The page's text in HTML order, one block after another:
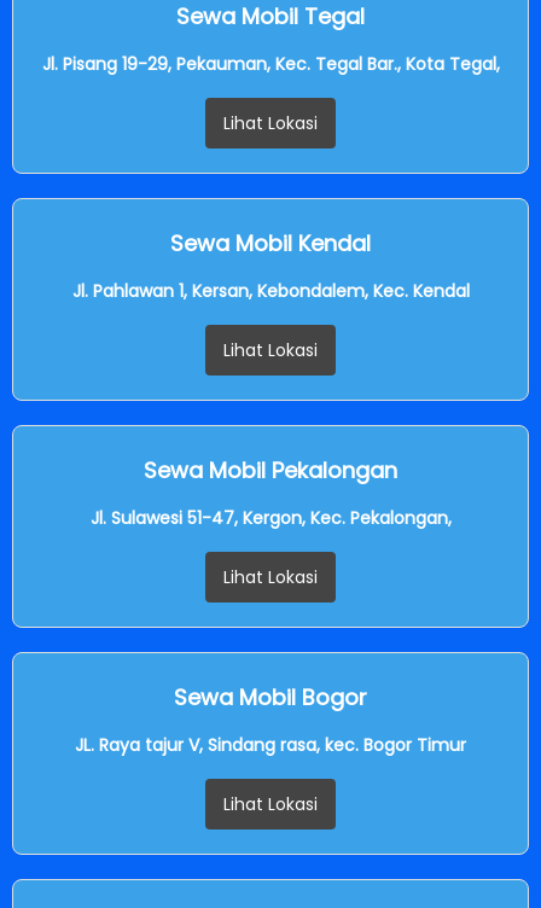
Sewa Mobil Tegal
Jl. Pisang 19-29, Pekauman, Kec. Tegal Bar., Kota Tegal,
Lihat Lokasi
Sewa Mobil Kendal
Jl. Pahlawan 1, Kersan, Kebondalem, Kec. Kendal
Lihat Lokasi
Sewa Mobil Pekalongan
Jl. Sulawesi 51-47, Kergon, Kec. Pekalongan,
Lihat Lokasi
Sewa Mobil Bogor
JL. Raya tajur V, Sindang rasa, kec. Bogor Timur
Lihat Lokasi